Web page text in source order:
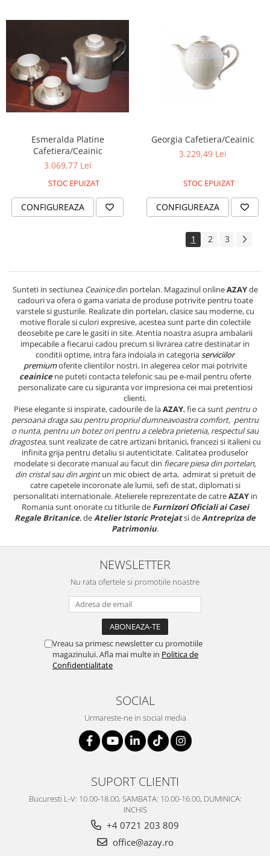
Esmeralda Platine
Cafetiera/Ceainic
3.069,77 Lei
STOC EPUIZAT
CONFIGUREAZA
Georgia Cafetiera/Ceainic
3.229,49 Lei
STOC EPUIZAT
CONFIGUREAZA
1 2 3
Sunteti in sectiunea Ceainicedin portelan. Magazinul onlineAZAYde
cadouri va ofera o gama variata de produse potrivite pentru toate
varstele si gusturile. Realizate din portelan, clasice sau moderne, cu
motive florale si culori expresive, acestea sunt parte din colectiile
deosebite pe care le gasiti in site. Atentia noastra asupra ambalarii
impecabile a fiecarui cadou precum si livrarea catre destinatar in
conditii optime, intra fara indoiala in categoriaserviciilor
premiumoferite clientilor nostri. In alegerea celor mai potrivite
ceainicene puteti contacta telefonic sau pe e-mail pentru oferte
personalizate care cu siguranta vor impresiona cei mai pretentiosi
clienti.
Piese elegante si inspirate, cadourile de laAZAY, fie ca sunt pentru o
persoana draga sau pentru propriul dumneavoastra comfort, pentru
o nunta, pentru un botez ori pentru a celebra prietenia, respectul sau
dragostea, sunt realizate de catre artizani britanici, francezi si italieni cu
infinita grija pentru detaliu si autenticitate. Calitatea produselor
modelate si decorate manual au facut din fiecare piesa din portelan,
din cristal sau din argintun mic obiect de arta, admirat si pretuit de
catre capetele incoronate ale lumii, sefi de stat, diplomati si
personalitati internationale. Atelierele reprezentate de catreAZAYin
Romania sunt onorate cu titlurile de Furnizori Oficiali ai Casei
Regale Britanice, deAtelier Istoric Protejatsi deAntrepriza de
Patrimoniu.
NEWSLETTER
Nu rata ofertele si promotiile noastre
Vreau sa primesc newsletter cu promotiile
magazinului. Afla mai multe in Politica de
Confidentialitate
SOCIAL
Urmareste-ne in social media
SUPORT CLIENTI
Bucuresti L-V: 10.00-18.00, SAMBATA: 10.00-16.00, DUMINICA:
INCHIS
+4 0721 203 809
office@azay.ro